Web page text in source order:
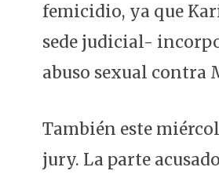
femicidio, ya que
sede judicial-
abuso sexual contra
También este
jury. La parte